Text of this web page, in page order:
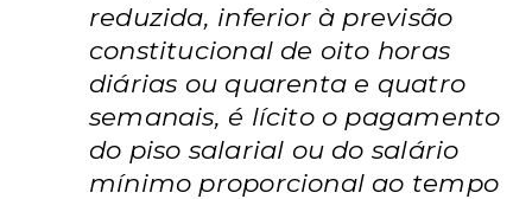
reduzida, inferior à previsão
constitucional de oito horas
diárias ou quarenta e quatro
semanais, é lícito o pagamento
do piso salarial ou do salário
mínimo proporcional ao tempo